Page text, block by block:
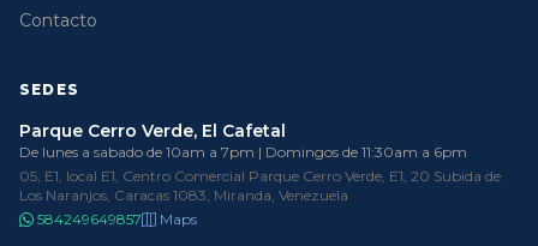
Contacto
SEDES
Parque Cerro Verde, El Cafetal
De lunes a sabado de 10am a 7pm | Domingos de 11:30am a 6pm
05, E1, local E1, Centro Comercial Parque Cerro Verde, E1, 20 Subida de
Los Naranjos, Caracas 1083, Miranda, Venezuela
584249649857
Maps